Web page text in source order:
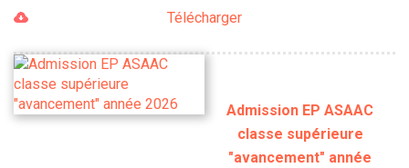
Télécharger
Admission EP ASAAC
classe supérieure
"avancement" année